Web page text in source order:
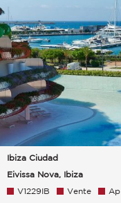
Ibiza Ciudad
Eivissa Nova, Ibiza
V1229IB Vente